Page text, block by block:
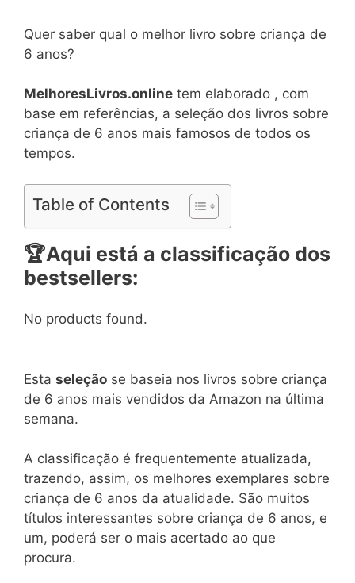
Quer saber qual o melhor livro sobre criança de
6 anos?
MelhoresLivros.online tem elaborado , com
base em referências, a seleção dos livros sobre
criança de 6 anos mais famosos de todos os
tempos.
Table of Contents
🏆Aqui está a classificação dos
bestsellers:
No products found.
Esta seleção se baseia nos livros sobre criança
de 6 anos mais vendidos da Amazon na última
semana.
A classificação é frequentemente atualizada,
trazendo, assim, os melhores exemplares sobre
criança de 6 anos da atualidade. São muitos
títulos interessantes sobre criança de 6 anos, e
um, poderá ser o mais acertado ao que
procura.